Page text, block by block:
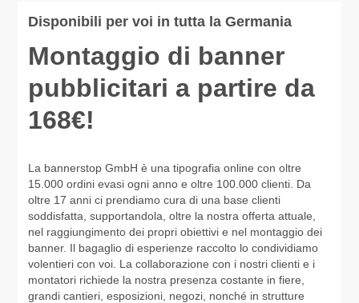
Disponibili per voi in tutta la Germania
Montaggio di banner
pubblicitari a partire da
168€!
La bannerstop GmbH è una tipografia online con oltre
15.000 ordini evasi ogni anno e oltre 100.000 clienti. Da
oltre 17 anni ci prendiamo cura di una base clienti
soddisfatta, supportandola, oltre la nostra offerta attuale,
nel raggiungimento dei propri obiettivi e nel montaggio dei
banner. Il bagaglio di esperienze raccolto lo condividiamo
volentieri con voi. La collaborazione con i nostri clienti e i
montatori richiede la nostra presenza costante in fiere,
grandi cantieri, esposizioni, negozi, nonché in strutture